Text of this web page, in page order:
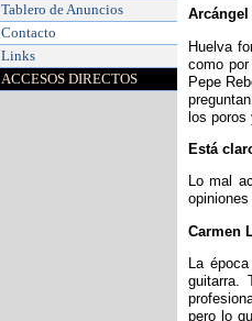
Tablero de Anuncios
Contacto
Links
ACCESOS DIRECTOS
Huelva
como
Pepe
los poros
Está
Lo mal
Carmen
La
guitarra.
pero lo